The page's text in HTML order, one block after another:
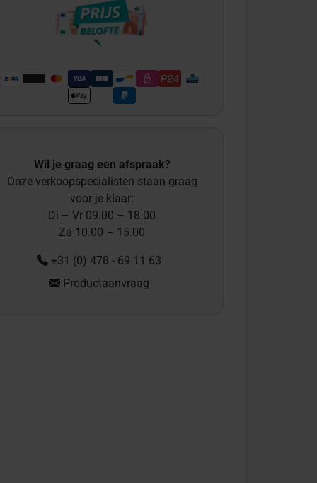
Wil je graag een afspraak?
Onze verkoopspecialisten staan graag
voor je klaar:
Di – Vr 09.00 – 18.00
Za 10.00 – 15.00
+31 (0) 478 - 69 11 63
Productaanvraag